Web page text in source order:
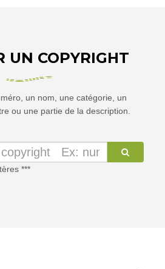
UN COPYRIGHT
un nom, une catégorie, un
ou une partie de la description.
***